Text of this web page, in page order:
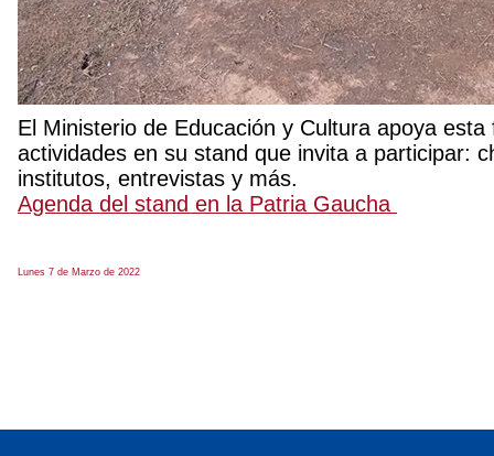
El Ministerio de Educación y Cultura apoya
actividades en su stand que invita a participar:
institutos, entrevistas y más.
Agenda del stand en la Patria Gaucha
Lunes 7 de Marzo de 2022